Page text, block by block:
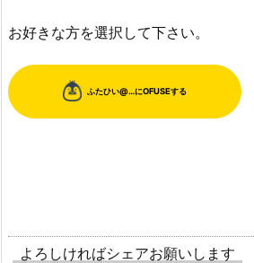
お好きな方を選択して下さい。
よろしければシェアお願いします